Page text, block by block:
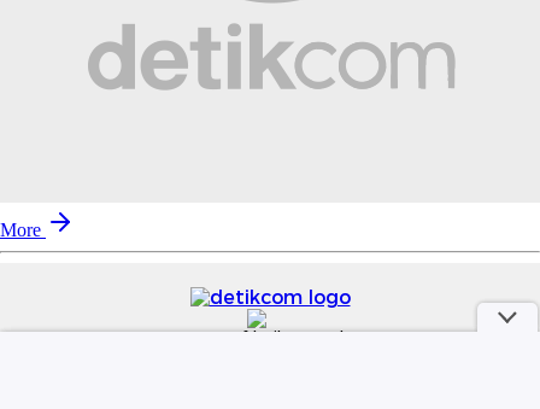
More
part of